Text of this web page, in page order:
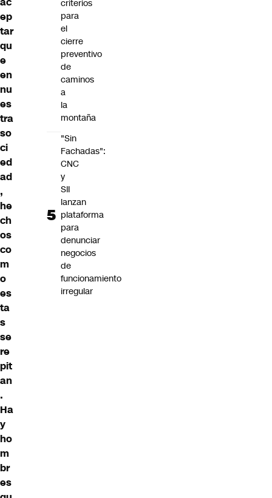
ep
tar
qu
e
en
nu
es
tra
so
ci
ed
ad
,
he
ch
os
co
m
o
es
ta
s
se
re
pit
an
.
Ha
y
ho
m
br
es
criterios
para
el
cierre
preventivo
de
caminos
a
la
montaña
"Sin
Fachadas":
CNC
y
SII
lanzan
plataforma
para
denunciar
negocios
de
funcionamiento
irregular